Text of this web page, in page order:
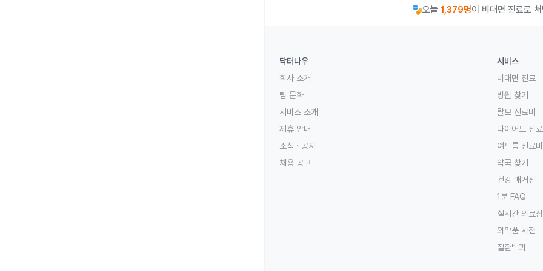
오늘 1,379명이 비대면 진료로
닥터나우
회사 소개
팀 문화
서비스 소개
제휴 안내
소식 · 공지
채용 공고
서비스
비대면 진료
병원 찾기
탈모 진료비
다이어트 진료
여드름 진료비
약국 찾기
건강 매거진
1분 FAQ
실시간 의료
의약품 사전
질환백과